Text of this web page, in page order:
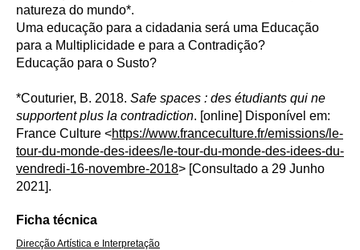
natureza do mundo*.
Uma educação para a cidadania será uma Educação
para a Multiplicidade e para a Contradição?
Educação para o Susto?
*Couturier, B. 2018. Safe spaces : des étudiants qui ne
supportent plus la contradiction. [online] Disponível em:
France Culture <https://www.franceculture.fr/emissions/le-
tour-du-monde-des-idees/le-tour-du-monde-des-idees-du-
vendredi-16-novembre-2018> [Consultado a 29 Junho
2021].
Ficha técnica
Direcção Artística e Interpretação